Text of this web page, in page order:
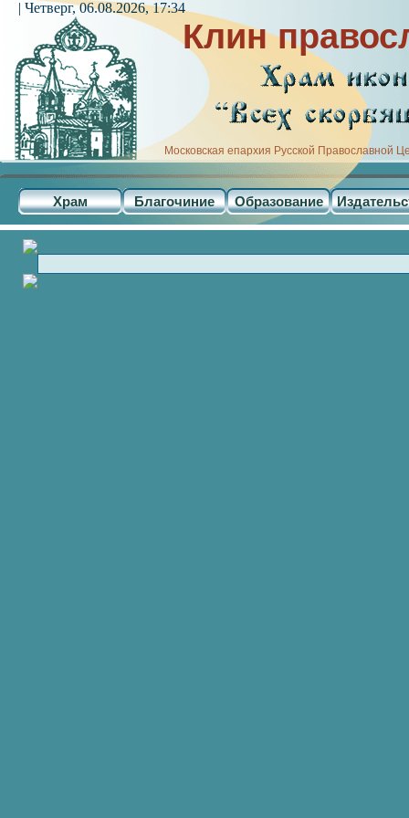
Клин
Московская епархия Русской Православной
Храм Благочиние Образование
| Четверг, 06.08.2026, 17:34